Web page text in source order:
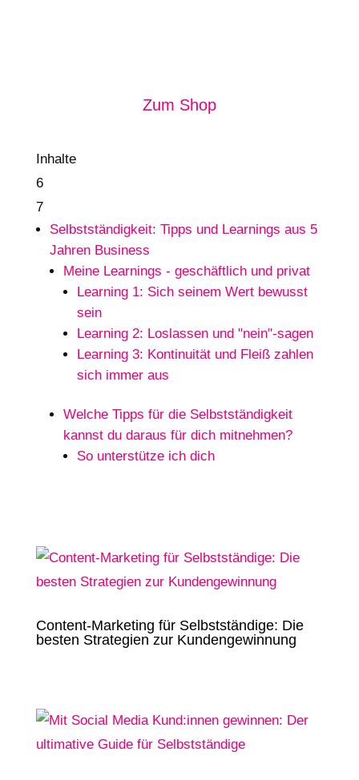
Zum Shop
Inhalte
6
7
Selbstständigkeit: Tipps und Learnings aus 5
Jahren Business
Meine Learnings - geschäftlich und privat
Learning 1: Sich seinem Wert bewusst
sein
Learning 2: Loslassen und "nein"-sagen
Learning 3: Kontinuität und Fleiß zahlen
sich immer aus
Welche Tipps für die Selbstständigkeit
kannst du daraus für dich mitnehmen?
So unterstütze ich dich
Content-Marketing für Selbstständige: Die
besten Strategien zur Kundengewinnung